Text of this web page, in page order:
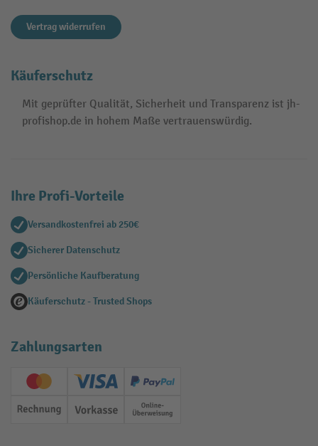
Vertrag widerrufen
Käuferschutz
Mit geprüfter Qualität, Sicherheit und Transparenz ist jh-
profishop.de in hohem Maße vertrauenswürdig.
Ihre Profi-Vorteile
Versandkostenfrei ab 250€
Sicherer Datenschutz
Persönliche Kaufberatung
Käuferschutz - Trusted Shops
Zahlungsarten
Creditcard (Master)Creditcard (Visa)
PayPal
Rechnung Vorkasse Online-Überweisung